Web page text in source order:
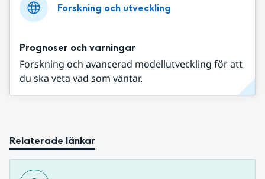
Forskning och utveckling
Prognoser och varningar
Forskning och avancerad modellutveckling för att
du ska veta vad som väntar.
Relaterade länkar